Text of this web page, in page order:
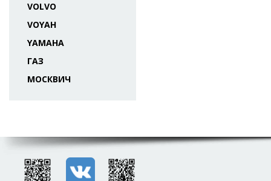
VOLVO
VOYAH
YAMAHA
ГАЗ
МОСКВИЧ